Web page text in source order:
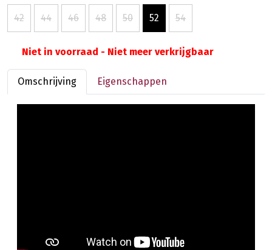
42 44 46 48 50 52 54
Niet in voorraad - Niet meer verkrijgbaar
Omschrijving Eigenschappen